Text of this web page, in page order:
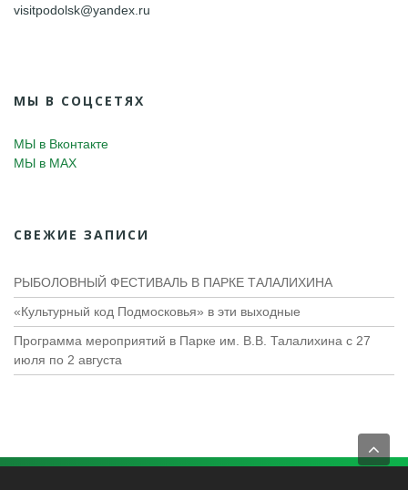
visitpodolsk@yandex.ru
МЫ В СОЦСЕТЯХ
МЫ в Вконтакте
МЫ в MAX
СВЕЖИЕ ЗАПИСИ
РЫБОЛОВНЫЙ ФЕСТИВАЛЬ В ПАРКЕ ТАЛАЛИХИНА
«Культурный код Подмосковья» в эти выходные
Программа мероприятий в Парке им. В.В. Талалихина с 27
июля по 2 августа